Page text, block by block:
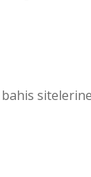
bahis sitelerine